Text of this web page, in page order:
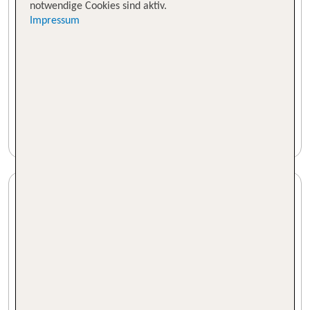
notwendige Cookies sind aktiv.
Impressum